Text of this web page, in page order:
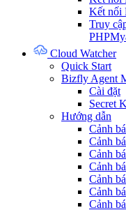
Kết nối
Truy
Cloud Watcher
Quick Start
Bizfly Agent
Cài đặt
Secret
Hướng dẫn
Cảnh
Cảnh
Cảnh
Cảnh
Cảnh
Cảnh
Cảnh